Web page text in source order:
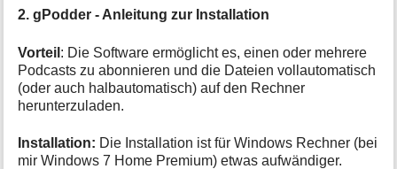
2. gPodder - Anleitung zur Installation
Vorteil : Die Software ermöglicht es, einen oder mehrere
Podcasts zu abonnieren und die Dateien vollautomatisch
(oder auch halbautomatisch) auf den Rechner
herunterzuladen.
Installation: Die Installation ist für Windows Rechner (bei
mir Windows 7 Home Premium) etwas aufwändiger.